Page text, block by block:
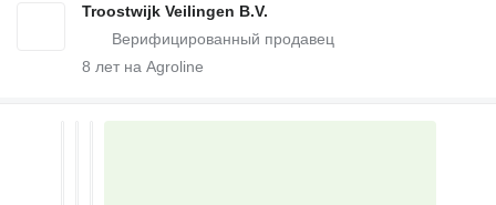
Troostwijk Veilingen B.V.
8 лет на Agroline